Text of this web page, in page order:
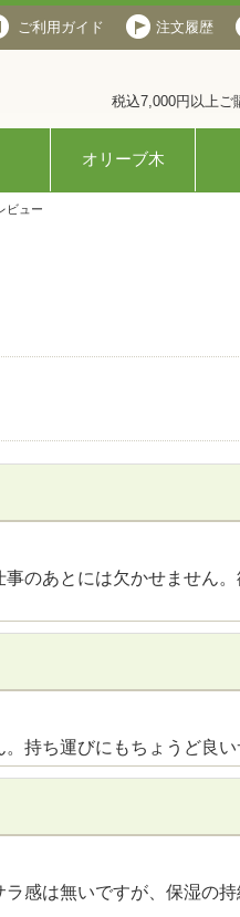
ご利用ガイド 注文履歴
税込7,000円以上ご
オリーブ木
ビュー
のあとには欠かせません
持ち運びにもちょうど良い
感は無いですが、保湿の